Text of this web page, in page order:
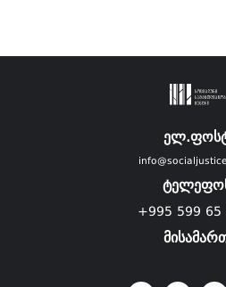
+995 599 65